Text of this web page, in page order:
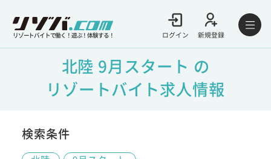
リゾートバイトで働く！遊ぶ！体験する！ ログイン 新規登録
北陸 9月スタート の
リゾートバイト求人情報
検索条件